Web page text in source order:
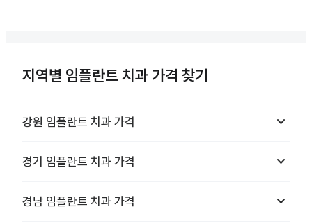
지역별 임플란트 치과 가격 찾기
강원 임플란트 치과 가격 keyboard_arrow_down
경기 임플란트 치과 가격 keyboard_arrow_down
경남 임플란트 치과 가격 keyboard_arrow_down